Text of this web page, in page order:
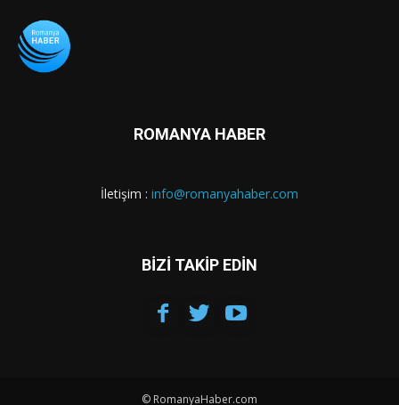
ROMANYA HABER
İletişim : info@romanyahaber.com
BİZİ TAKİP EDİN
© RomanyaHaber.com